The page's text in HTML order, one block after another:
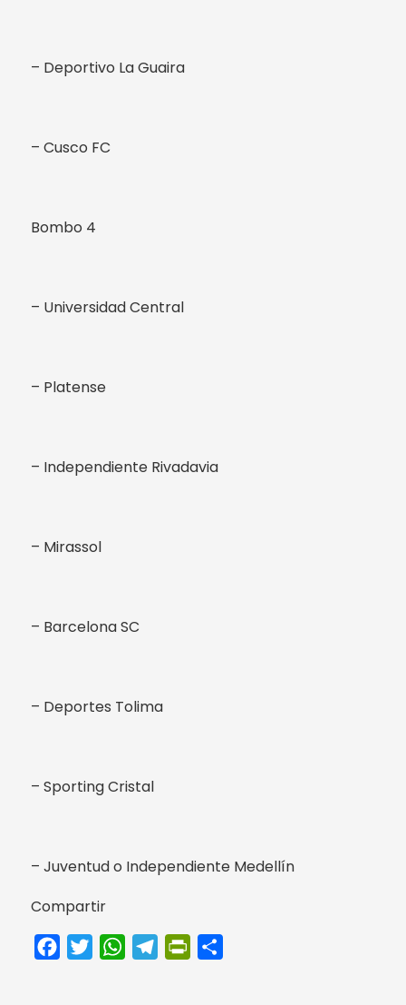
– Deportivo La Guaira
– Cusco FC
Bombo 4
– Universidad Central
– Platense
– Independiente Rivadavia
– Mirassol
– Barcelona SC
– Deportes Tolima
– Sporting Cristal
– Juventud o Independiente Medellín
Compartir
FacebookTwitterWhatsAppTelegramPrintFriendly